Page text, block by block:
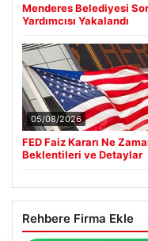
Menderes Belediyesi
Yardımcısı Yakalandı
05/08/2026
FED Faiz Kararı Ne
Beklentileri ve Detaylar
Rehbere Firma Ekle